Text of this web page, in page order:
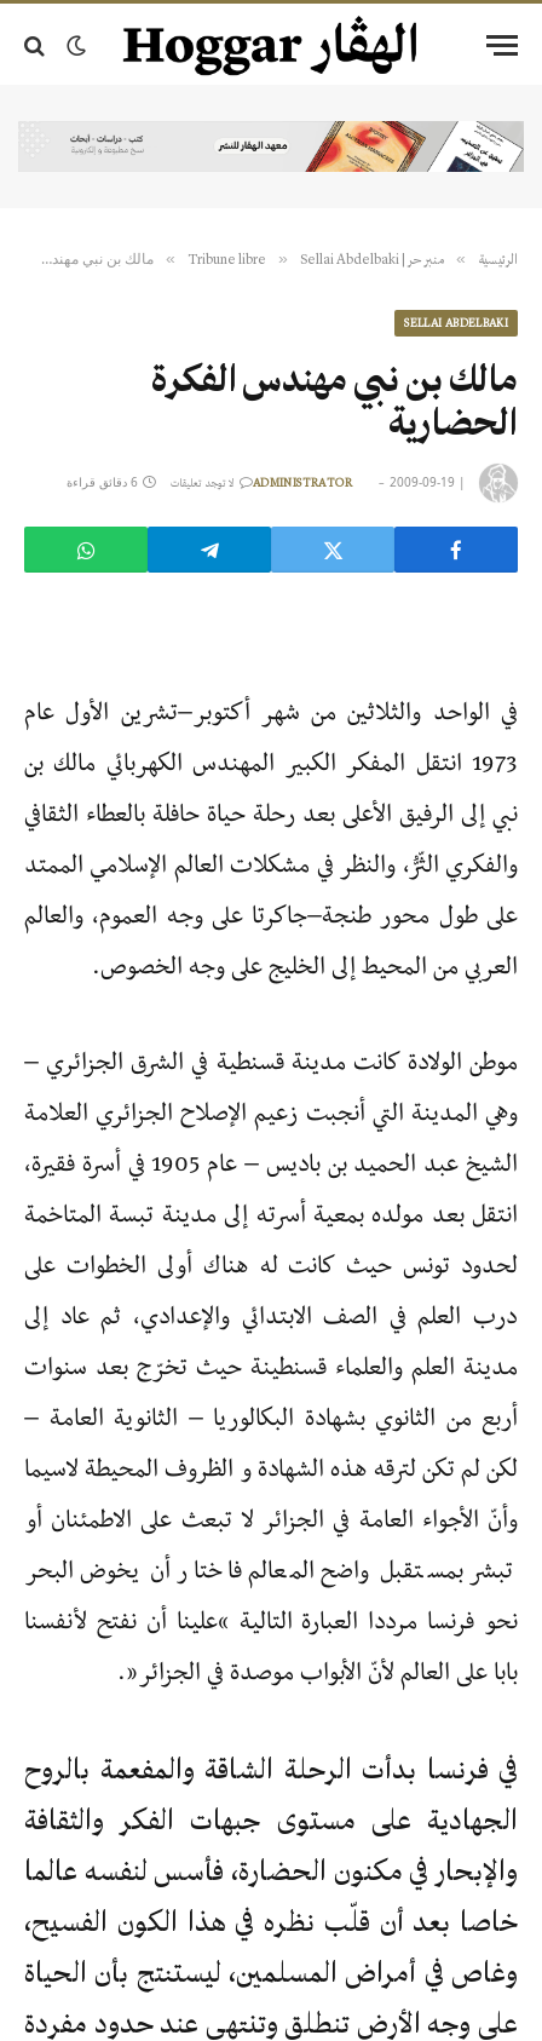
الرئيسية » منبر حر | Tribune libre » Sellai Abdelbaki
» مالك بن نبي مهندس الفكرة الحضارية
SELLAI ABDELBAKI
مالك بن نبي مهندس الفكرة
الحضارية
|
ADMINISTRATOR 2009-09-19 لا توجد تعليقات 6 دقائق قراءة
في الواحد والثلاثين من شهر أكتوبر–تشرين الأول عام
1973 انتقل المفكر الكبير المهندس الكهربائي مالك بن
نبي إلى الرفيق الأعلى بعد رحلة حياة حافلة بالعطاء الثقافي
والفكري الثّرُّ، والنظر في مشكلات العالم الإسلامي الممتد
على طول محور طنجة–جاكرتا على وجه العموم، والعالم
العربي من المحيط إلى الخليج على وجه الخصوص.
موطن الولادة كانت مدينة قسنطية في الشرق الجزائري –
وهي المدينة التي أنجبت زعيم الإصلاح الجزائري العلامة
الشيخ عبد الحميد بن باديس – عام 1905 في أسرة فقيرة،
انتقل بعد مولده بمعية أسرته إلى مدينة تبسة المتاخمة
لحدود تونس حيث كانت له هناك أولى الخطوات على
درب العلم في الصف الابتدائي والإعدادي، ثم عاد إلى
مدينة العلم والعلماء قسنطينة حيث تخرّج بعد سنوات
أربع من الثانوي بشهادة البكالوريا – الثانوية العامة –
لكن لم تكن لترقه هذه الشهادة و الظروف المحيطة لاسيما
وأنّ الأجواء العامة في الجزائر لا تبعث على الاطمئنان أو
تبشر بمستقبل واضح المعالم فاختار أن يخوض البحر
نحو فرنسا مرددا العبارة التالية “علينا أن نفتح لأنفسنا
بابا على العالم لأنّ الأبواب موصدة في الجزائر”.
في فرنسا بدأت الرحلة الشاقة والمفعمة بالروح
الجهادية على مستوى جبهات الفكر والثقافة
والإبحار في مكنون الحضارة، فأسس لنفسه عالما
خاصا بعد أن قلّب نظره في هذا الكون الفسيح،
وغاص في أمراض المسلمين، ليستنتج بأن الحياة
على وجه الأرض تنطلق وتنتهي عند حدود مفردة